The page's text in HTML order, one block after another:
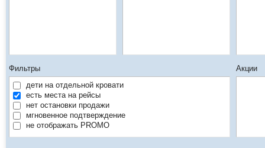
Фильтры
дети на отдельной кровати
есть места на рейсы
нет остановки продажи
мгновенное подтверждение
не отображать PROMO
Акции